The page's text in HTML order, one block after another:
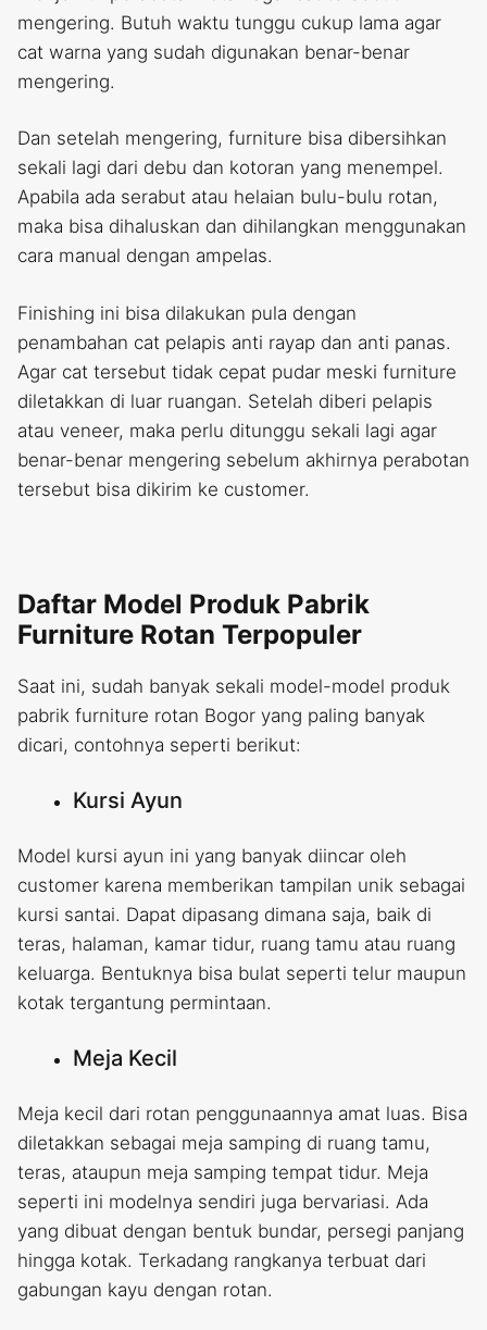
mengering. Butuh waktu tunggu cukup lama agar
cat warna yang sudah digunakan benar-benar
mengering.
Dan setelah mengering, furniture bisa dibersihkan
sekali lagi dari debu dan kotoran yang menempel.
Apabila ada serabut atau helaian bulu-bulu rotan,
maka bisa dihaluskan dan dihilangkan menggunakan
cara manual dengan ampelas.
Finishing ini bisa dilakukan pula dengan
penambahan cat pelapis anti rayap dan anti panas.
Agar cat tersebut tidak cepat pudar meski furniture
diletakkan di luar ruangan. Setelah diberi pelapis
atau veneer, maka perlu ditunggu sekali lagi agar
benar-benar mengering sebelum akhirnya perabotan
tersebut bisa dikirim ke customer.
Daftar Model Produk Pabrik
Furniture Rotan Terpopuler
Saat ini, sudah banyak sekali model-model produk
pabrik furniture rotan Bogor yang paling banyak
dicari, contohnya seperti berikut:
Kursi Ayun
Model kursi ayun ini yang banyak diincar oleh
customer karena memberikan tampilan unik sebagai
kursi santai. Dapat dipasang dimana saja, baik di
teras, halaman, kamar tidur, ruang tamu atau ruang
keluarga. Bentuknya bisa bulat seperti telur maupun
kotak tergantung permintaan.
Meja Kecil
Meja kecil dari rotan penggunaannya amat luas. Bisa
diletakkan sebagai meja samping di ruang tamu,
teras, ataupun meja samping tempat tidur. Meja
seperti ini modelnya sendiri juga bervariasi. Ada
yang dibuat dengan bentuk bundar, persegi panjang
hingga kotak. Terkadang rangkanya terbuat dari
gabungan kayu dengan rotan.